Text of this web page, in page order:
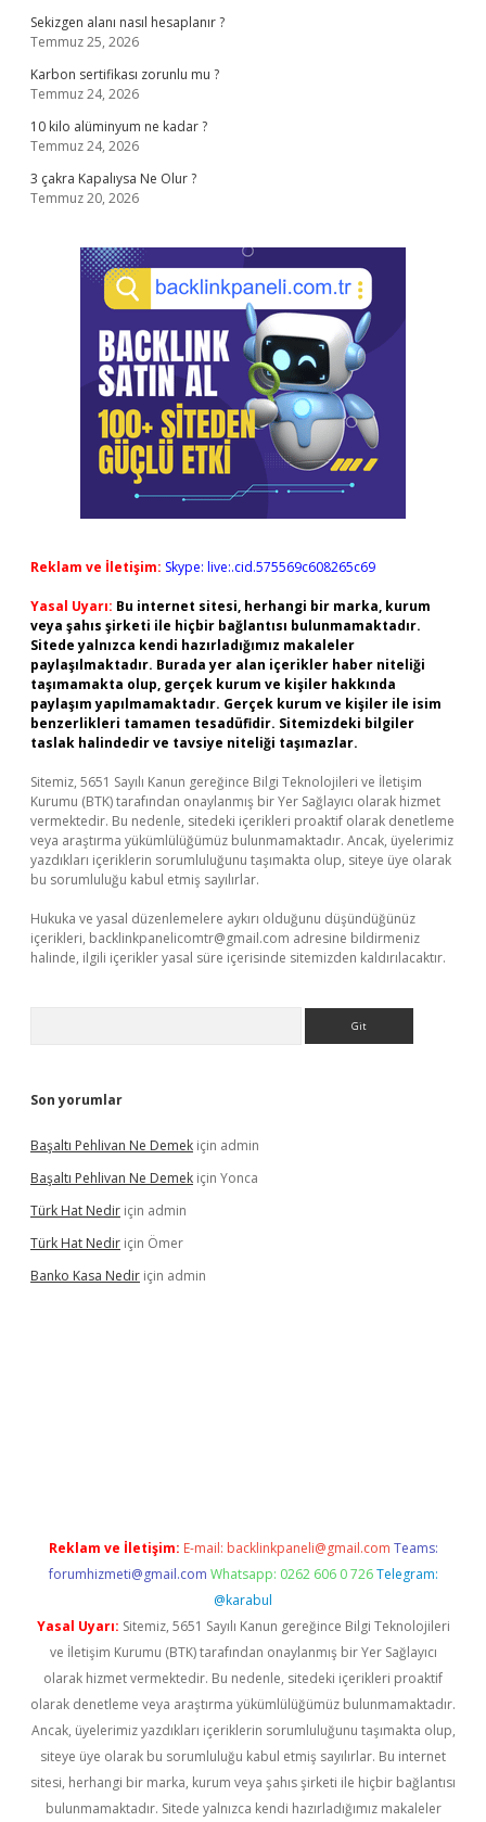
Sekizgen alanı nasıl hesaplanır ?
Temmuz 25, 2026
Karbon sertifikası zorunlu mu ?
Temmuz 24, 2026
10 kilo alüminyum ne kadar ?
Temmuz 24, 2026
3 çakra Kapalıysa Ne Olur ?
Temmuz 20, 2026
Reklam ve İletişim: Skype: live:.cid.575569c608265c69
Yasal Uyarı: Bu internet sitesi, herhangi bir marka, kurum
veya şahıs şirketi ile hiçbir bağlantısı bulunmamaktadır.
Sitede yalnızca kendi hazırladığımız makaleler
paylaşılmaktadır. Burada yer alan içerikler haber niteliği
taşımamakta olup, gerçek kurum ve kişiler hakkında
paylaşım yapılmamaktadır. Gerçek kurum ve kişiler ile isim
benzerlikleri tamamen tesadüfidir. Sitemizdeki bilgiler
taslak halindedir ve tavsiye niteliği taşımazlar.
Sitemiz, 5651 Sayılı Kanun gereğince Bilgi Teknolojileri ve İletişim
Kurumu (BTK) tarafından onaylanmış bir Yer Sağlayıcı olarak hizmet
vermektedir. Bu nedenle, sitedeki içerikleri proaktif olarak denetleme
veya araştırma yükümlülüğümüz bulunmamaktadır. Ancak, üyelerimiz
yazdıkları içeriklerin sorumluluğunu taşımakta olup, siteye üye olarak
bu sorumluluğu kabul etmiş sayılırlar.
Hukuka ve yasal düzenlemelere aykırı olduğunu düşündüğünüz
içerikleri, backlinkpanelicomtr@gmail.com adresine bildirmeniz
halinde, ilgili içerikler yasal süre içerisinde sitemizden kaldırılacaktır.
Son yorumlar
Başaltı Pehlivan Ne Demek için admin
Başaltı Pehlivan Ne Demek için Yonca
Türk Hat Nedir için admin
Türk Hat Nedir için Ömer
Banko Kasa Nedir için admin
Reklam ve İletişim: E-mail: backlinkpaneli@gmail.com Teams:
forumhizmeti@gmail.com Whatsapp: 0262 606 0 726 Telegram:
@karabul
Yasal Uyarı: Sitemiz, 5651 Sayılı Kanun gereğince Bilgi Teknolojileri
ve İletişim Kurumu (BTK) tarafından onaylanmış bir Yer Sağlayıcı
olarak hizmet vermektedir. Bu nedenle, sitedeki içerikleri proaktif
olarak denetleme veya araştırma yükümlülüğümüz bulunmamaktadır.
Ancak, üyelerimiz yazdıkları içeriklerin sorumluluğunu taşımakta olup,
siteye üye olarak bu sorumluluğu kabul etmiş sayılırlar. Bu internet
sitesi, herhangi bir marka, kurum veya şahıs şirketi ile hiçbir bağlantısı
bulunmamaktadır. Sitede yalnızca kendi hazırladığımız makaleler